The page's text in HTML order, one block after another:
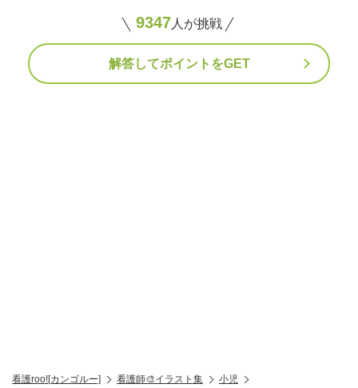
9347 人が挑戦
解答してポイントをGET
看護roo![カンゴルー] 看護師🎨イラスト集
小児